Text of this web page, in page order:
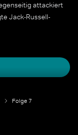
attackiert
Jack-Russell-
Folge 7